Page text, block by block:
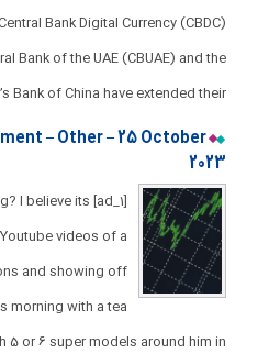
Bank Digital Currency (CBDC)
Bank of the UAE (CBUAE) and the
Bank of China have extended their
– Other – 25 October
2023
I believe its
videos of a
and showing off
morning with a tea
5 or 6 super models around him in